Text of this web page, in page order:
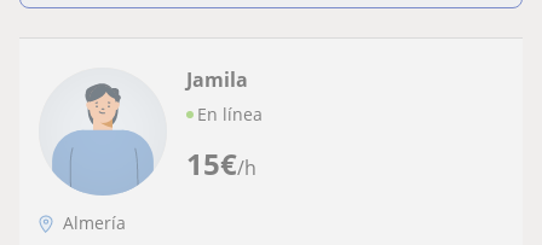
15€/h
Jamila
En línea
Almería